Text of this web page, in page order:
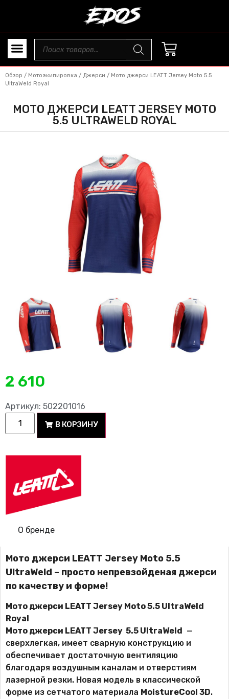
Обзор / Мотоэкипировка / Джерси / Мото джерси LEATT Jersey Moto 5.5
UltraWeld Royal
МОТО ДЖЕРСИ LEATT JERSEY MOTO
5.5 ULTRAWELD ROYAL
Мото джерси LEATT Jersey Moto 5.5
UltraWeld – просто непревзойденая джерси
по качеству и форме!
Мото джерси LEATT Jersey Moto 5.5 UltraWeld
Royal
Мото джерси LEATT Jersey 5.5 UltraWeld
—
сверхлегкая, имеет сварную конструкцию и
обеспечивает достаточную вентиляцию
благодаря воздушным каналам и отверстиям
лазерной резки. Новая модель в классической
форме из сетчатого материала MoistureCool 3D.
2 610
Артикул: 502201016
В КОРЗИНУ
О бренде